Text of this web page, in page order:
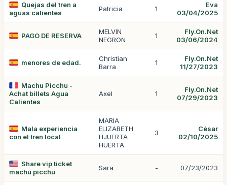
Quejas del tren a
aguas calientes
Patricia 1
Eva
03/04/2025
PAGO DE RESERVA
MELVIN
NEGRON
1
Fly.On.Net
03/06/2024
menores de edad.
Christian
Barra
1
Fly.On.Net
11/27/2023
Machu Picchu -
Achat billets Agua
Calientes
Axel 1
Fly.On.Net
07/29/2023
Mala experiencia
con el tren local
MARIA
ELIZABETH
HJUERTA
HUERTA
3
César
02/10/2025
Share vip ticket
machu picchu
Sara - 07/23/2023